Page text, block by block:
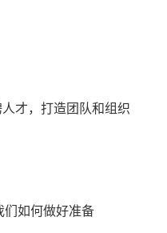
才，打造团队和组织
们如何做好准备